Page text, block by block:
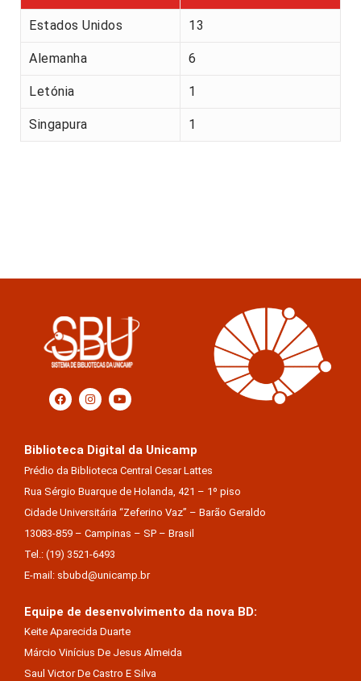
Estados Unidos 13
Alemanha 6
Letónia 1
Singapura 1
Biblioteca Digital da Unicamp
Prédio da Biblioteca Central Cesar Lattes
Rua Sérgio Buarque de Holanda, 421 – 1º piso
Cidade Universitária “Zeferino Vaz” – Barão Geraldo
13083-859 – Campinas – SP – Brasil
Tel.: (19) 3521-6493
E-mail: sbubd@unicamp.br
Equipe de desenvolvimento da nova BD:
Keite Aparecida Duarte
Márcio Vinícius De Jesus Almeida
Saul Victor De Castro E Silva